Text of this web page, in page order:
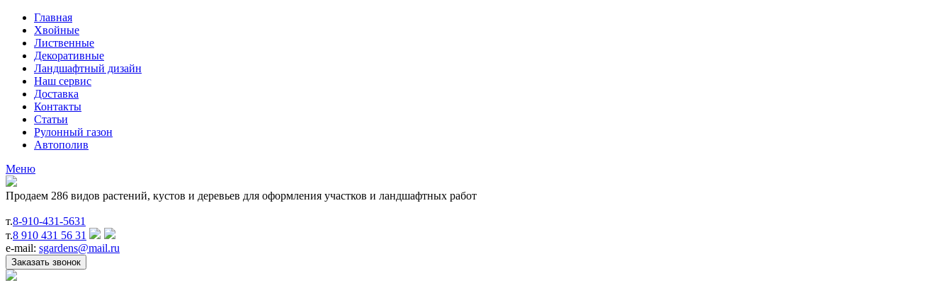
Главная
Хвойные
Лиственные
Декоративные
Ландшафтный дизайн
Наш сервис
Доставка
Контакты
Статьи
Рулонный газон
Автополив
Меню
Продаем 286 видов растений, кустов и деревьев для оформления участков и ландшафтных работ
т.8-910-431-5631
т.8 910 431 56 31
e-mail: sgardens@mail.ru